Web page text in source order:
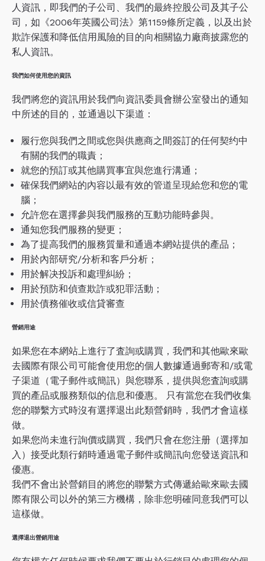
人資訊，即我們的子公司、我們的最終控股公司及其子公
司，如《2006年英國公司法》第1159條所定義，以及出於
欺詐保護和降低信用風險的目的向相關協力廠商披露您的
私人資訊。
我們如何使用您的資訊
我們將您的資訊用於我們向資訊委員會辦公室發出的通知
中所述的目的，並通過以下渠道：
履行您與我們之間或您與供應商之間簽訂的任何契约中
有關的我們的職責；
就您的預訂或其他購買事宜與您進行溝通；
確保我們網站的內容以最有效的管道呈現給您和您的電
腦；
允許您在選擇參與我們服務的互動功能時參與。
通知您我們服務的變更；
為了提高我們的服務質量和通過本網站提供的產品；
用於內部研究/分析和客戶分析；
用於解决投訴和處理糾紛；
用於預防和偵查欺詐或犯罪活動；
用於債務催收或信貸審查
營銷用途
如果您在本網站上進行了査詢或購買，我們和其他歐來歐
去國際有限公司可能會使用您的個人數據通過郵寄和/或電
子渠道（電子郵件或簡訊）與您聯系，提供與您査詢或購
買的產品或服務類似的信息和優惠。 只有當您在我們收集
您的聯繫方式時沒有選擇退出此類營銷時，我們才會這樣
做。
如果您尚未進行詢價或購買，我們只會在您注册（選擇加
入）接受此類行銷時通過電子郵件或簡訊向您發送資訊和
優惠。
我們不會出於營銷目的將您的聯繫方式傳遞給歐來歐去國
際有限公司以外的第三方機構，除非您明確同意我們可以
這樣做。
選擇退出營銷用途